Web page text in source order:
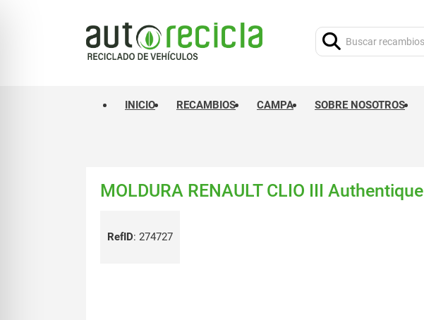
INICIO RECAMBIOS CAMPA SOBRE NOSOTROS
MOLDURA RENAULT CLIO III Authentique
RefID: 274727